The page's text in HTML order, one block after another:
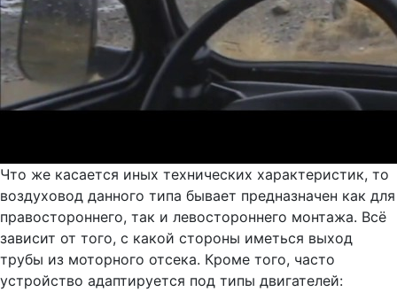
Что же касается иных технических характеристик, то
воздуховод данного типа бывает предназначен как для
правостороннего, так и левостороннего монтажа. Всё
зависит от того, с какой стороны иметься выход
трубы из моторного отсека. Кроме того, часто
устройство адаптируется под типы двигателей: